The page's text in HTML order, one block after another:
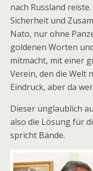
nach Russland
Sicherheit und
Nato, nur ohne
goldenen Worten
mitmacht, mit einer
Verein, den die Welt
Eindruck, aber da
Dieser unglaublich
also die Lösung für
spricht Bände.